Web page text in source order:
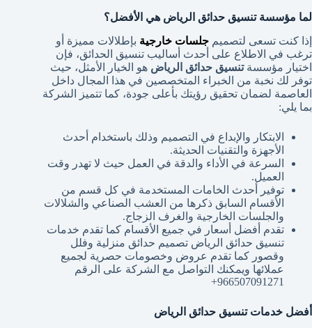
لما مؤسسة تنسيق حدائق الرياض هي الأفضل؟
إذا كنت تسعى لتصميم جلسات خارجية بإطلالات مميزة أو
ترغب في الاطلاع على أحدث أساليب تنسيق الحدائق، فإن
اختيار مؤسسةتنسيق حدائق الرياض هو الخيار الأمثل، حيث
توفر لك نخبة من الخبراء المتخصصين في هذا المجال داخل
العاصمة لضمان تحقيق رؤيتك بأعلى جودة، كما تتميز الشركة
بما يلي:
الابتكار والإبداع في التصميم وذلك باستخدام أحدث
الأجهزة والتقنيات الحديثة.
السرعة في الأداء والدقة في العمل حيث لا تهدر وقت
العميل.
توفير أحدث الخامات المستخدمة في كل قسم من
الأقسام السابق ذكرها من العشب الصناعي والشلالات
والجلسات الخارجية والغرف الزجاج.
تقدم أفضل أسعار في جميع الأقسام كما تقدم خدمات
تنسيق حدائق الرياض تصميم حدائق منزلية وفلل
وقصور كما تقدم عروض وخصومات حصرية لجميع
عملائها ويمكنك التواصل مع الشركة على الرقم
966507091271+
أفضل خدمات تنسيق حدائق الرياض